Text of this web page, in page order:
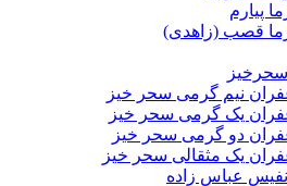
پیارم
قصب (زاهدی)
نیم گرمی سحر خیز
یک گرمی سحر خیز
دو گرمی سحر خیز
یک مثقالی سحر خیز
عباس زاده